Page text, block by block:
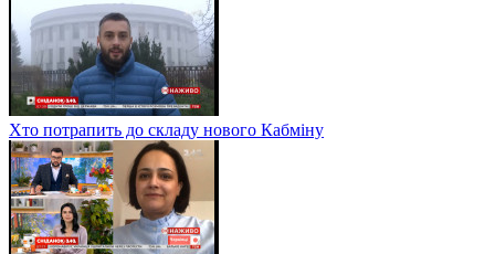
Хто потрапить до складу нового Кабміну